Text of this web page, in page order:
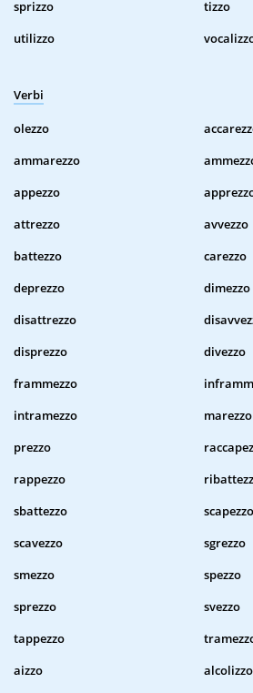
sprizzo
tizzo
utilizzo
Verbi
olezzo
ammarezzo
appezzo
attrezzo
avvezzo
battezzo
carezzo
deprezzo
dimezzo
disattrezzo
disprezzo
divezzo
frammezzo
intramezzo
marezzo
prezzo
rappezzo
sbattezzo
scapezzo
scavezzo
sgrezzo
smezzo
spezzo
sprezzo
svezzo
tappezzo
aizzo
alcolizzo